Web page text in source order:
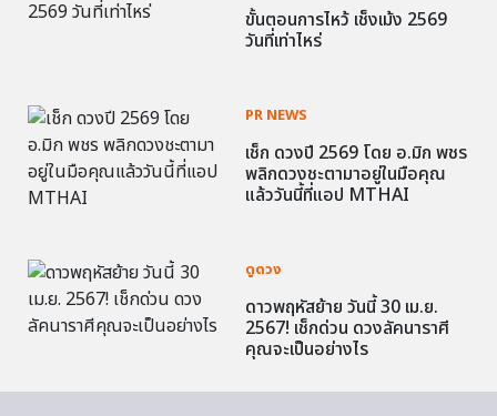
ขั้นตอนการไหว้ เช็งเม้ง 2569
วันที่เท่าไหร่
PR NEWS
เช็ก ดวงปี 2569 โดย อ.มิก พชร
พลิกดวงชะตามาอยู่ในมือคุณ
แล้ววันนี้ที่แอป MTHAI
ดูดวง
ดาวพฤหัสย้าย วันนี้ 30 เม.ย.
2567! เช็กด่วน ดวงลัคนาราศี
คุณจะเป็นอย่างไร